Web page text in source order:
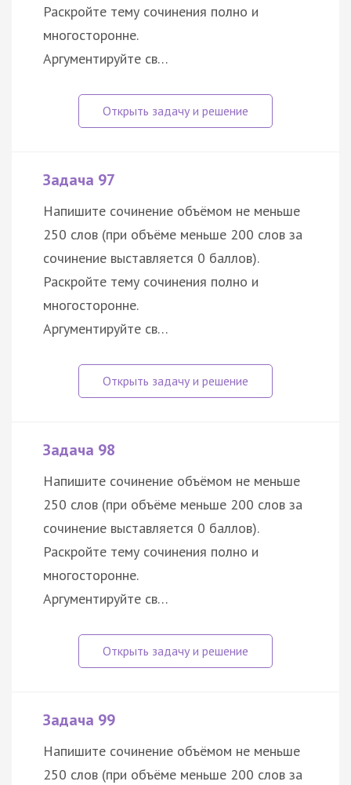
Раскройте тему сочинения полно и
многосторонне.
Аргументируйте св…
Задача 97
Напишите сочинение объёмом не меньше
250 слов (при объёме меньше 200 слов за
сочинение выставляется 0 баллов).
Раскройте тему сочинения полно и
многосторонне.
Аргументируйте св…
Задача 98
Напишите сочинение объёмом не меньше
250 слов (при объёме меньше 200 слов за
сочинение выставляется 0 баллов).
Раскройте тему сочинения полно и
многосторонне.
Аргументируйте св…
Задача 99
Напишите сочинение объёмом не меньше
250 слов (при объёме меньше 200 слов за